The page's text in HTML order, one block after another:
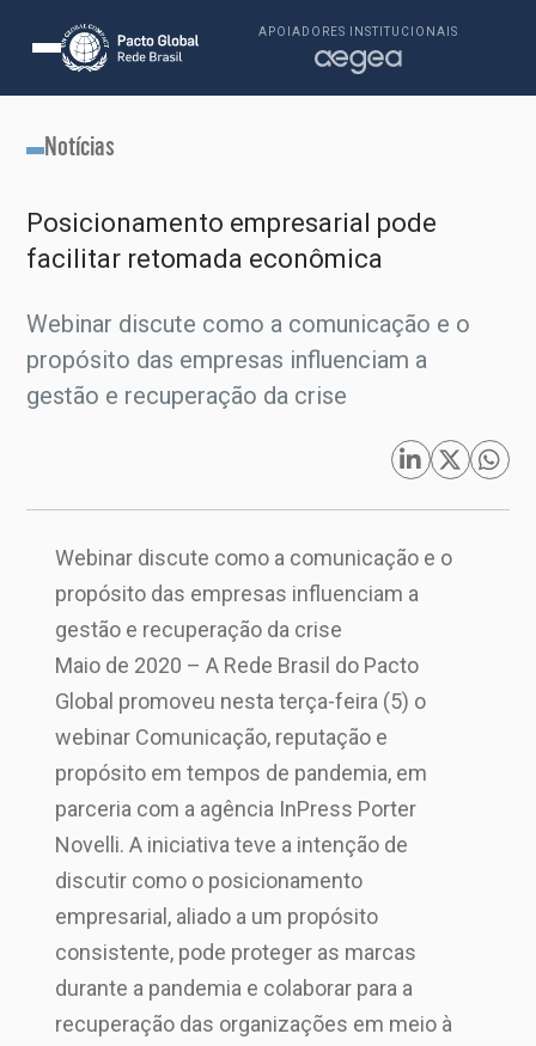
APOIADORES INSTITUCIONAIS
Notícias
Posicionamento empresarial pode
facilitar retomada econômica
Webinar discute como a comunicação e o
propósito das empresas influenciam a
gestão e recuperação da crise
Webinar discute como a comunicação e o
propósito das empresas influenciam a
gestão e recuperação da crise
Maio de 2020 – A Rede Brasil do Pacto
Global promoveu nesta terça-feira (5) o
webinar Comunicação, reputação e
propósito em tempos de pandemia, em
parceria com a agência InPress Porter
Novelli. A iniciativa teve a intenção de
discutir como o posicionamento
empresarial, aliado a um propósito
consistente, pode proteger as marcas
durante a pandemia e colaborar para a
recuperação das organizações em meio à